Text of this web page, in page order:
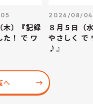
木）『記録
た！ で ワ
2026/08/04
８月５日（
やさしく で
♪』
へ